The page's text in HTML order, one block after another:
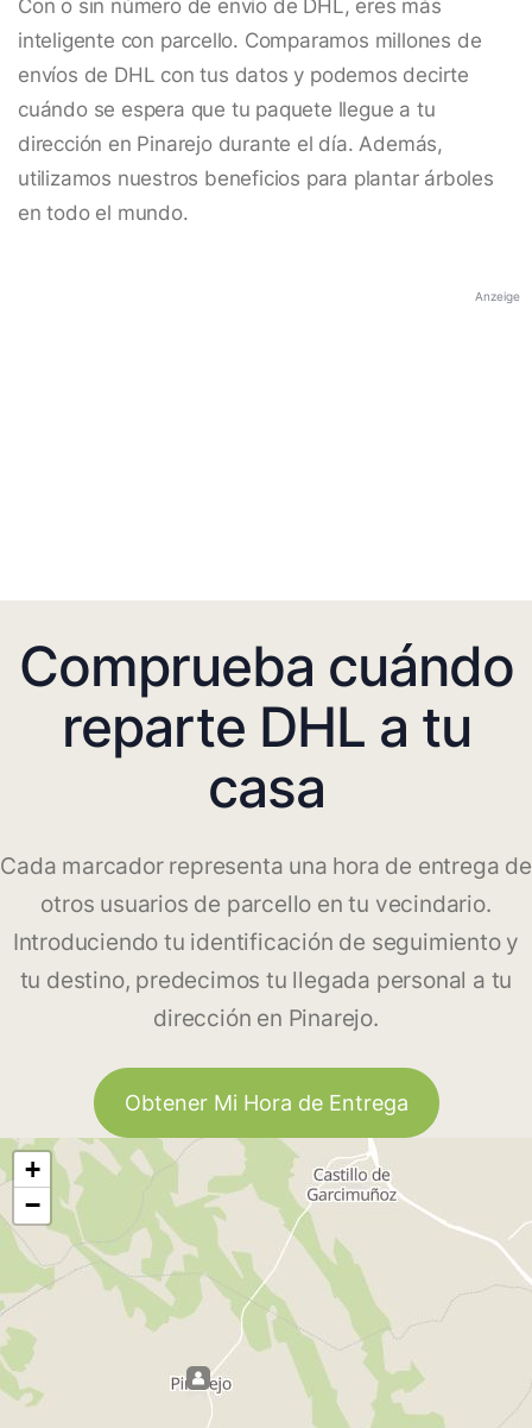
Con o sin número de envío de DHL, eres más
inteligente con parcello. Comparamos millones de
envíos de DHL con tus datos y podemos decirte
cuándo se espera que tu paquete llegue a tu
dirección en Pinarejo durante el día. Además,
utilizamos nuestros beneficios para plantar árboles
en todo el mundo.
Anzeige
Comprueba cuándo
reparte DHL a tu
casa
Cada marcador representa una hora de entrega de
otros usuarios de parcello en tu vecindario.
Introduciendo tu identificación de seguimiento y
tu destino, predecimos tu llegada personal a tu
dirección en Pinarejo.
Obtener Mi Hora de Entrega
+
−